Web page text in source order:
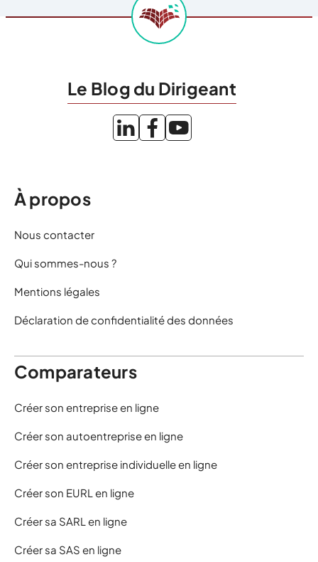
Le Blog du Dirigeant
À propos
Nous contacter
Qui sommes-nous ?
Mentions légales
Déclaration de confidentialité des données
Comparateurs
Créer son entreprise en ligne
Créer son autoentreprise en ligne
Créer son entreprise individuelle en ligne
Créer son EURL en ligne
Créer sa SARL en ligne
Créer sa SAS en ligne